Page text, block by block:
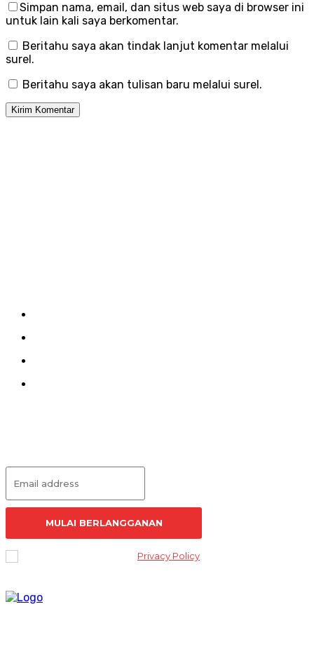
Simpan nama, email, dan situs web saya di browser ini
untuk lain kali saya berkomentar.
Beritahu saya akan tindak lanjut komentar melalui
surel.
Beritahu saya akan tulisan baru melalui surel.
MULAI BERLANGGANAN
Privacy Policy